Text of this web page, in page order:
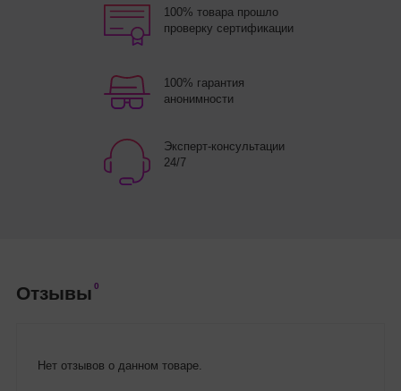
100% товара прошло
проверку сертификации
100% гарантия
анонимности
Эксперт-консультации
24/7
Отзывы 0
Нет отзывов о данном товаре.